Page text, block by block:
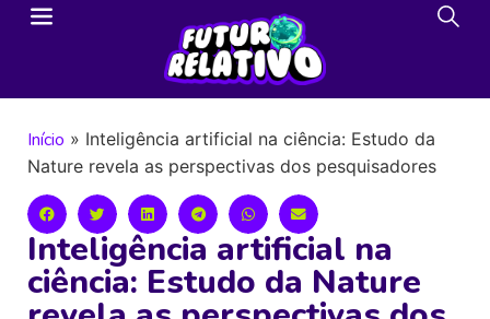
Início » Inteligência artificial na ciência: Estudo da
Nature revela as perspectivas dos pesquisadores
Inteligência artificial na
ciência: Estudo da Nature